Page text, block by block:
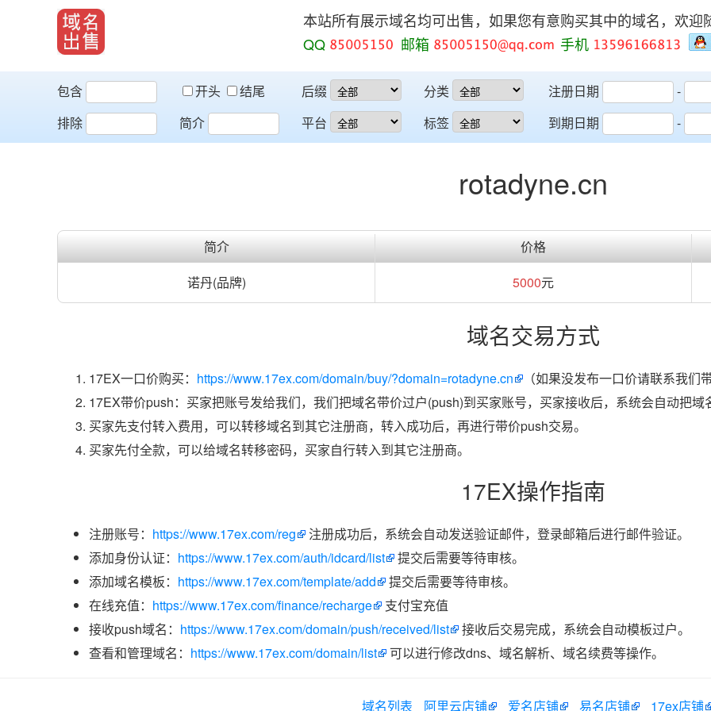
本站所有展示域名均可出售，如果您有意购买其中的域名，欢迎
QQ
邮箱 手机
包含 开头
结尾
排除
简介
后缀
平台
分类
标签
注册日期
-
到期日期
-
rotadyne.cn
简介 价格
诺丹(品牌)
5000元
域名交易方式
17EX一口价购买： https://www.17ex.com/domain/buy/?domain=rotadyne.cn
（如果没发布一口价请联系我们
17EX带价push：买家把账号发给我们，我们把域名带价过户(push)到买家账号，买家接收后，系统会自动把域
买家先支付转入费用，可以转移域名到其它注册商，转入成功后，再进行带价push交易。
买家先付全款，可以给域名转移密码，买家自行转入到其它注册商。
17EX操作指南
注册账号： https://www.17ex.com/reg
注册成功后，系统会自动发送验证邮件，登录邮箱后进行邮件验证。
添加身份认证： https://www.17ex.com/auth/idcard/list
提交后需要等待审核。
添加域名模板： https://www.17ex.com/template/add
提交后需要等待审核。
在线充值： https://www.17ex.com/finance/recharge
支付宝充值
接收push域名： https://www.17ex.com/domain/push/received/list
接收后交易完成，系统会自动模板过户。
查看和管理域名： https://www.17ex.com/domain/list 可以进行修改dns、域名解析、域名续费等操作。
域名列表 阿里云店铺 爱名店铺 易名店铺 17ex店铺